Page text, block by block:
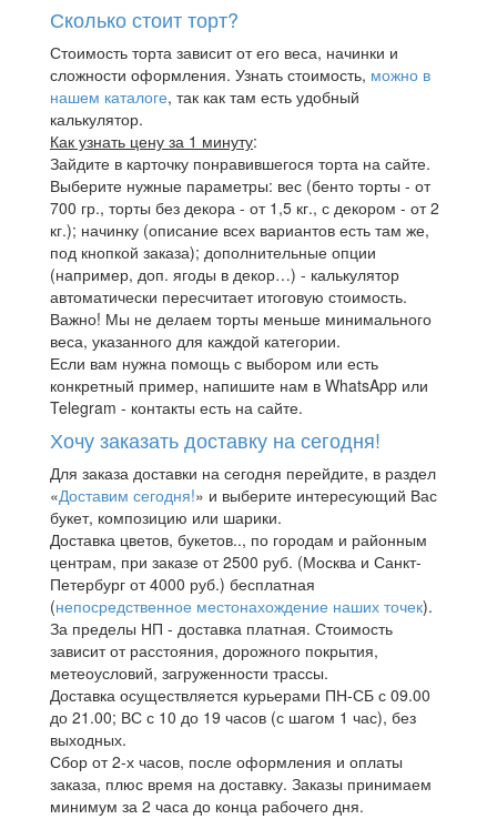
Сколько стоит торт?
Стоимость торта зависит от его веса, начинки и
сложности оформления. Узнать стоимость, можно в
нашем каталоге, так как там есть удобный
калькулятор.
Как узнать цену за 1 минуту:
Зайдите в карточку понравившегося торта на сайте.
Выберите нужные параметры: вес (бенто торты - от
700 гр., торты без декора - от 1,5 кг., с декором - от 2
кг.); начинку (описание всех вариантов есть там же,
под кнопкой заказа); дополнительные опции
(например, доп. ягоды в декор…) - калькулятор
автоматически пересчитает итоговую стоимость.
Важно! Мы не делаем торты меньше минимального
веса, указанного для каждой категории.
Если вам нужна помощь с выбором или есть
конкретный пример, напишите нам в WhatsApp или
Telegram - контакты есть на сайте.
Хочу заказать доставку на сегодня!
Для заказа доставки на сегодня перейдите, в раздел
«Доставим сегодня!» и выберите интересующий Вас
букет, композицию или шарики.
Доставка цветов, букетов.., по городам и районным
центрам, при заказе от 2500 руб. (Москва и Санкт-
Петербург от 4000 руб.) бесплатная
(непосредственное местонахождение наших точек).
За пределы НП - доставка платная. Стоимость
зависит от расстояния, дорожного покрытия,
метеоусловий, загруженности трассы.
Доставка осуществляется курьерами ПН-СБ с 09.00
до 21.00; ВС с 10 до 19 часов (с шагом 1 час), без
выходных.
Сбор от 2-х часов, после оформления и оплаты
заказа, плюс время на доставку. Заказы принимаем
минимум за 2 часа до конца рабочего дня.